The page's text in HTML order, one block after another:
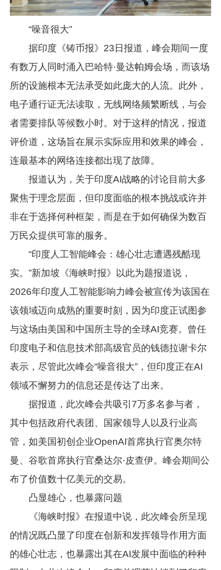
“噪音很大”
据印度《铸币报》23日报道，峰会期间一度
有数万人同时涌入巴哈特·曼达帕姆会场，而该场
所的设施根本无法承受如此庞大的人流。此外，
电子通行证无法读取，无线网络频繁断线，与会
者需要排队等候数小时。对于这样的情况，报道
评价道，这场旨在展示实际应用和效果的峰会，
连最基本的网络连接都出现了故障。
报道认为，关于印度AI战略的讨论目前大多
聚焦于理念层面，但印度面临的根本挑战或许并
非在于选择何种框架，而是在于如何确保为数百
万民众提供可靠的服务。
“印度人工智能峰会：雄心壮志遭遇残酷现
实。”新加坡《海峡时报》以此为题报道说，
2026年印度人工智能影响力峰会被宣传为该国在
该领域迈向成熟的重要时刻，因为印度正试图参
与这场由美国和中国所主导的全球AI竞赛。曾任
印度电子和信息技术部高级官员的钱德拉谢卡尔
表示，尽管此次峰会“噪音很大”，但印度正在AI
领域不懈努力的信息还是传达了出来。
据报道，此次峰会共吸引7万多名参与者，
其中包括政府代表团、国家领导人以及行业高
管，如美国初创企业OpenAI首席执行官奥尔特
曼、谷歌首席执行官桑达尔·皮查伊。峰会期间公
布了价值数十亿美元的交易。
凸显雄心，也暴露问题
《海峡时报》在报道中说，此次峰会所呈现
的情况既凸显了印度在创新和发挥领导作用方面
的雄心壮志，也暴露出其在AI发展中面临的种种